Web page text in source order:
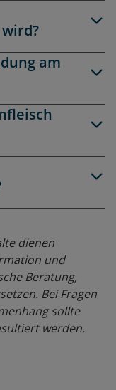
am
dienen
und
Beratung,
Bei Fragen
sollte
werden.